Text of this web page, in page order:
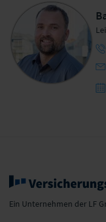
Ein Unternehmen der LF